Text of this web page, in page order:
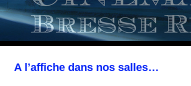
A l’affiche dans nos salles…